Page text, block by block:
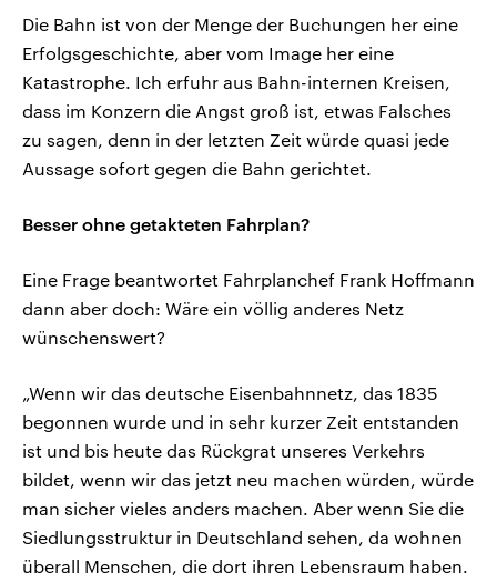
Die Bahn ist von der Menge der Buchungen her eine
Erfolgsgeschichte, aber vom Image her eine
Katastrophe. Ich erfuhr aus Bahn-internen Kreisen,
dass im Konzern die Angst groß ist, etwas Falsches
zu sagen, denn in der letzten Zeit würde quasi jede
Aussage sofort gegen die Bahn gerichtet.
Besser ohne getakteten Fahrplan?
Eine Frage beantwortet Fahrplanchef Frank Hoffmann
dann aber doch: Wäre ein völlig anderes Netz
wünschenswert?
„Wenn wir das deutsche Eisenbahnnetz, das 1835
begonnen wurde und in sehr kurzer Zeit entstanden
ist und bis heute das Rückgrat unseres Verkehrs
bildet, wenn wir das jetzt neu machen würden, würde
man sicher vieles anders machen. Aber wenn Sie die
Siedlungsstruktur in Deutschland sehen, da wohnen
überall Menschen, die dort ihren Lebensraum haben.